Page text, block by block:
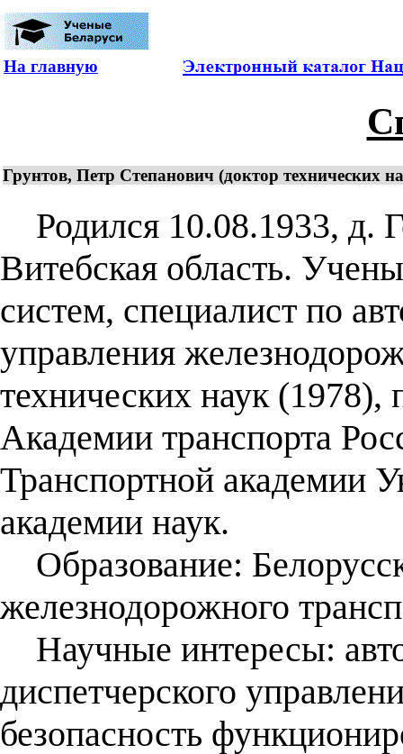
На главную
Грунтов, Петр Степанович (доктор технических
Родился 10.08.1933, д.
Витебская область.
систем, специалист по
управления
технических наук
Академии транспорта
Транспортной академии
академии наук.
Образование:
железнодорожного
Научные интересы:
диспетчерского
безопасность